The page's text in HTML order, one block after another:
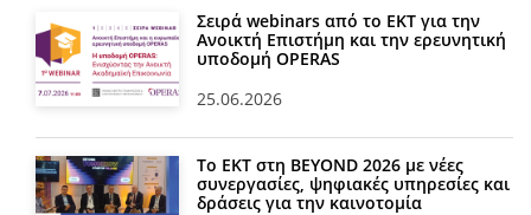
Σειρά webinars από το ΕΚΤ για την
Ανοικτή Επιστήμη και την ερευνητική
υποδομή OPERAS
25.06.2026
Το ΕΚΤ στη BEYOND 2026 με νέες
συνεργασίες, ψηφιακές υπηρεσίες και
δράσεις για την καινοτομία